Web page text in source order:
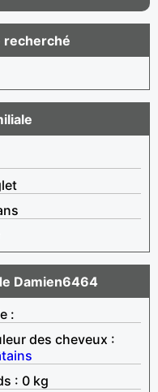
recherché
Damien6464
:
des cheveux :
: 0 kg